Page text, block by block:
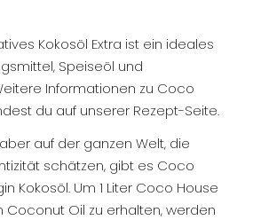
Kokosöl Extra ist ein ideales
Speiseöl und
Informationen zu Coco
du auf unserer Rezept-Seite.
auf der ganzen Welt, die
schätzen, gibt es Coco
Kokosöl. Um 1 Liter Coco House
Coconut Oil zu erhalten, werden